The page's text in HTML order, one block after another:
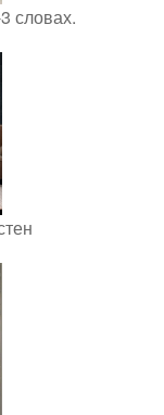
словах.